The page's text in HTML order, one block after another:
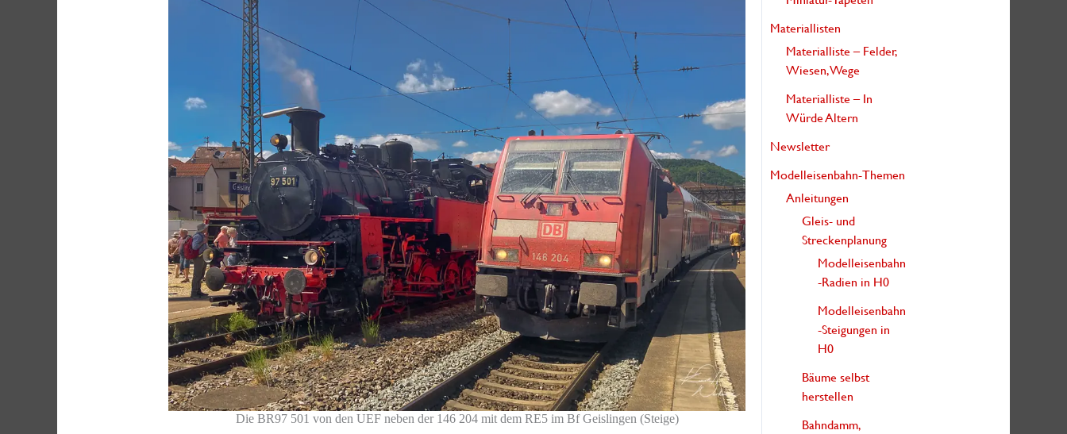
Die BR97 501 von den UEF neben der 146 204 mit dem RE5 im Bf Geislingen (Steige)
:Materiallisten
Materialliste – Felder,
Wiesen, Wege
Materialliste – In
Würde Altern
Newsletter
Modelleisenbahn-Themen
Anleitungen
Gleis- und
Streckenplanung
Modelleisenbahn
-Radien in H0
Modelleisenbahn
-Steigungen in
H0
Bäume selbst
herstellen
Bahndamm,